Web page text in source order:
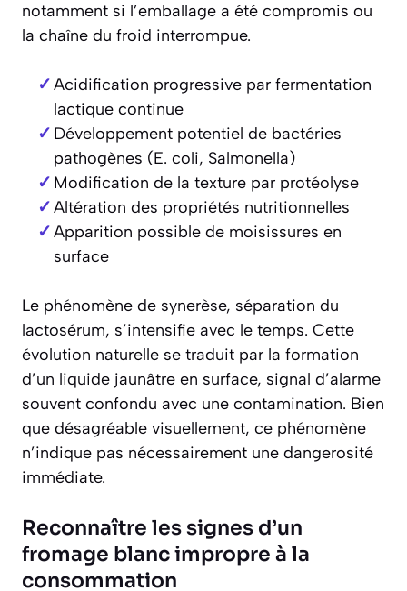
notamment si l’emballage a été compromis ou
la chaîne du froid interrompue.
Acidification progressive par fermentation
lactique continue
Développement potentiel de bactéries
pathogènes (E. coli, Salmonella)
Modification de la texture par protéolyse
Altération des propriétés nutritionnelles
Apparition possible de moisissures en
surface
Le phénomène de synerèse, séparation du
lactosérum, s’intensifie avec le temps. Cette
évolution naturelle se traduit par la formation
d’un liquide jaunâtre en surface, signal d’alarme
souvent confondu avec une contamination. Bien
que désagréable visuellement, ce phénomène
n’indique pas nécessairement une dangerosité
immédiate.
Reconnaître les signes d’un
fromage blanc impropre à la
consommation